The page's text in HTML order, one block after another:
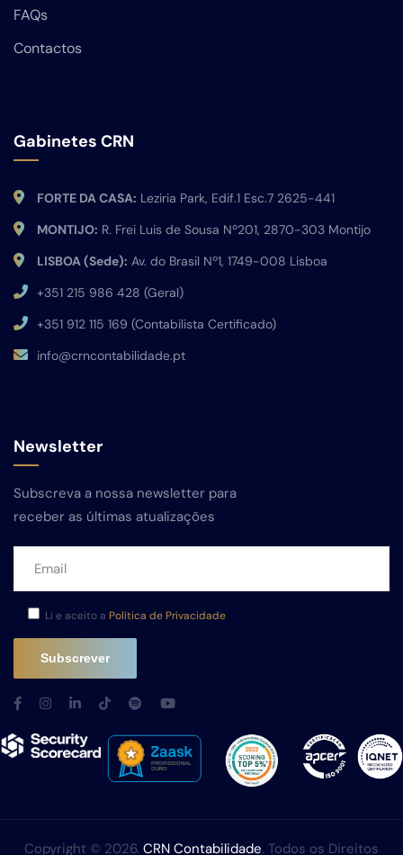
FAQs
Contactos
Gabinetes CRN
FORTE DA CASA: Leziria Park, Edif.1 Esc.7 2625-441
MONTIJO: R. Frei Luis de Sousa Nº201, 2870-303 Montijo
LISBOA (Sede): Av. do Brasil Nº1, 1749-008 Lisboa
+351 215 986 428 (Geral)
+351 912 115 169 (Contabilista Certificado)
info@crncontabilidade.pt
Newsletter
Subscreva a nossa newsletter para
receber as últimas atualizações
Li e aceito a Política de Privacidade
Copyright © 2026. CRN Contabilidade. Todos os Direitos